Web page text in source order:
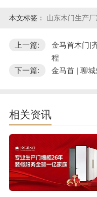
本文标签： 山东木门生产厂
上一篇:
金马首木门|
程
下一篇:
金马首 | 聊
相关资讯